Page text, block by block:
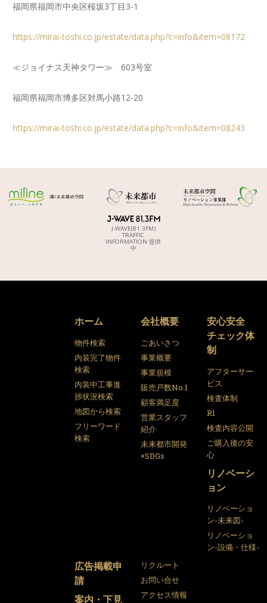
福岡県福岡市中央区桜坂3丁目3-1
https://mirai-toshi.co.jp/estate/data.php?c=info&item=08172
≪ジョイナス天神タワー≫ 603号室
福岡県福岡市博多区対馬小路12-20
https://mirai-toshi.co.jp/estate/data.php?c=info&item=08243
J-WAVE(81.3FM)
TRAFFIC
INFORMATION 提供
中
ホーム
物件検索
内装完了物件
検索
内装中工事進
捗状況検索
地図から検索
フリーワード
検索
会社概要
ごあいさつ
事業概要
事業規模
販売戸数No.1
顧客満足度
営業スタッフ
紹介
未来都市開発
×SDGs
安心安全
チェック体
制
アフターサー
ビス
検査体制
R1
検査内容公開
ご購入後の安
心
リノベーシ
ョン
リノベーショ
ン-未来図-
リノベーショ
ン-設備・仕様-
広告掲載申
請
案内・下見
リクルート
お問い合せ
アクセス情報